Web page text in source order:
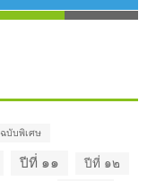
ฉบับพิเศษ
ปีที่ ๑๑
ปีที่ ๑๒